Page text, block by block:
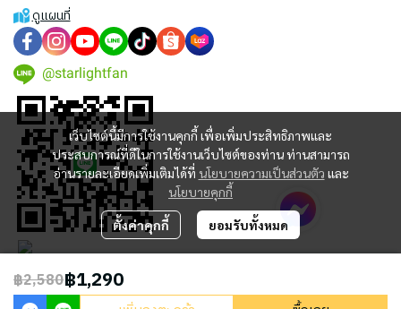
฿2,580฿1,290
เว็บไซต์นี้มีการใช้งานคุกกี้ เพื่อเพิ่มประสิทธิภาพและ
ประสบการณ์ที่ดีในการใช้งานเว็บไซต์ของท่าน ท่านสามารถ
อ่านรายละเอียดเพิ่มเติมได้ที่ นโยบายความเป็นส่วนตัว และ
นโยบายคุกกี้
ตั้งค่าคุกกี้ ยอมรับทั้งหมด
ดูแผนที่
@starlightfan
2023 © STARLIGHT CENTRAL WORLD CO., LTD